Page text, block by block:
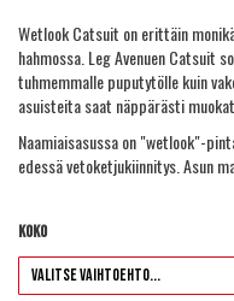
Wetlook Catsuit on erittäin
hahmossa. Leg Avenuen Catsuit
tuhmemmalle puputytölle kuin
asuisteita saat näppärästi
Naamiaisasussa on "wetlook"-
edessä vetoketjukiinnitys. Asun
Koko